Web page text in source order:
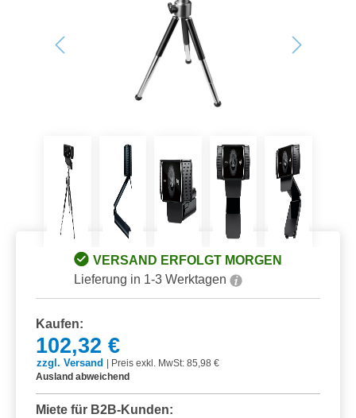
VERSAND ERFOLGT MORGEN
Lieferung in 1-3 Werktagen
Kaufen:
102,32 €
zzgl. Versand
Preis exkl. MwSt: 85,98 €
Ausland abweichend
Miete für B2B-Kunden: